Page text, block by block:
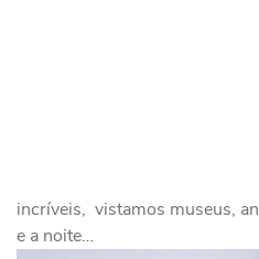
incríveis, vistamos museus,
e a noite…